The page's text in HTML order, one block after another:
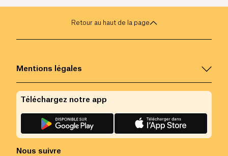
Retour au haut de la page
Mentions légales
Nous suivre
Téléchargez notre app